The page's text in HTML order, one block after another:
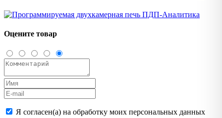
Оцените товар
Я согласен(а) на обработку моих персональных данных